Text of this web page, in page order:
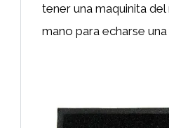
tener una maquinita
mano para echarse